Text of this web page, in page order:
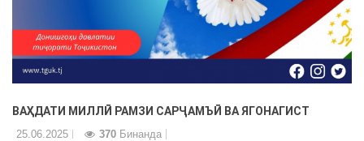
ВАҲДАТИ МИЛЛӢ РАМЗИ САРҶАМЪӢ ВА ЯГОНАГИСТ
25.06.2025 370 Бинанда